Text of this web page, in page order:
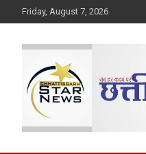
to
Friday, August 7, 2026